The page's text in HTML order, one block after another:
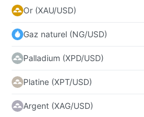
Or (XAU/USD)
Gaz naturel (NG/USD)
Palladium (XPD/USD)
Platine (XPT/USD)
Argent (XAG/USD)